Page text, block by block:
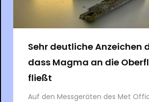
Sehr deutliche Anzeichen
dass Magma an die
fließt
Auf den Messgeräten des Met